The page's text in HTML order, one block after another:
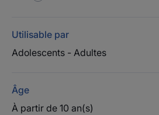
Utilisable par
Adolescents - Adultes
Âge
À partir de 10 an(s)